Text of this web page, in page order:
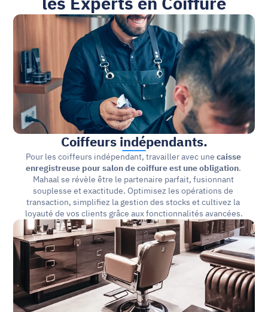
Coiffeurs indépendants.
Pour les coiffeurs indépendant, travailler avec une caisse
enregistreuse pour salon de coiffure est une obligation.
Mahaal se révèle être le partenaire parfait, fusionnant
souplesse et exactitude. Optimisez les opérations de
transaction, simplifiez la gestion des stocks et cultivez la
loyauté de vos clients grâce aux fonctionnalités avancées.